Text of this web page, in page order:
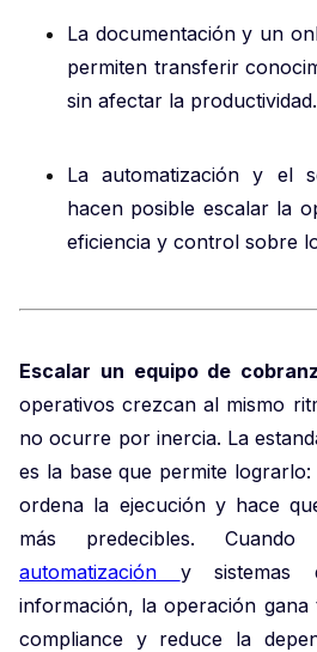
La documentación y un
permiten transferir
sin afectar la productividad.
La automatización y el
hacen posible escalar la
eficiencia y control sobre
Escalar un equipo de
operativos crezcan al mismo
no ocurre por inercia. La
es la base que permite
ordena la ejecución y hace
más predecibles.
automatización y sistemas
información, la operación gana
compliance y reduce la